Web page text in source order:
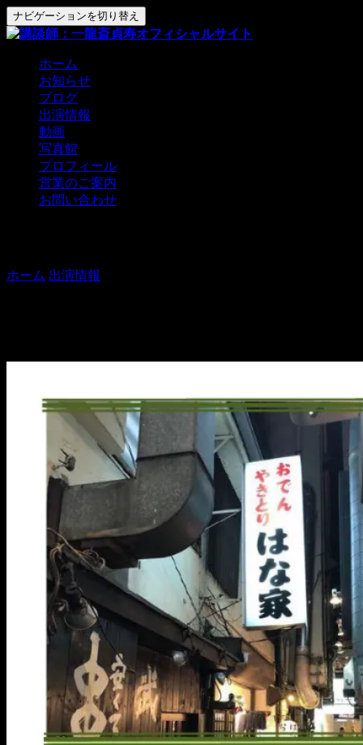
ナビゲーションを切り替え
ホーム
お知らせ
ブログ
出演情報
動画
写真館
プロフィール
営業のご案内
お問い合わせ
ホーム 出演情報